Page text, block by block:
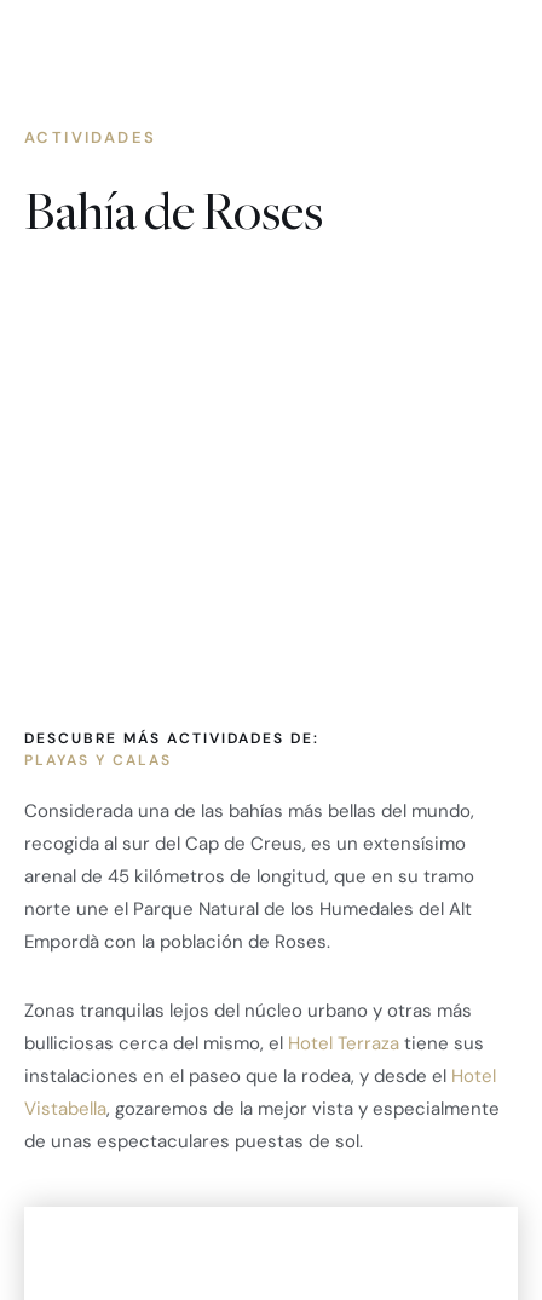
ACTIVIDADES
Bahía de Roses
DESCUBRE MÁS ACTIVIDADES DE:
PLAYAS Y CALAS
Considerada una de las bahías más bellas del mundo,
recogida al sur del Cap de Creus, es un extensísimo
arenal de 45 kilómetros de longitud, que en su tramo
norte une el Parque Natural de los Humedales del Alt
Empordà con la población de Roses.
Zonas tranquilas lejos del núcleo urbano y otras más
bulliciosas cerca del mismo, el Hotel Terraza tiene sus
instalaciones en el paseo que la rodea, y desde el Hotel
Vistabella, gozaremos de la mejor vista y especialmente
de unas espectaculares puestas de sol.